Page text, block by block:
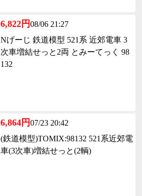
6,822円08/06 21:27
Nげーじ 鉄道模型 521系 近郊電車 3
次車増結せっと2両 とみーてっく 98
132
6,864円07/23 20:42
(鉄道模型)TOMIX:98132 521系近郊電
車(3次車)増結せっと(2輌)